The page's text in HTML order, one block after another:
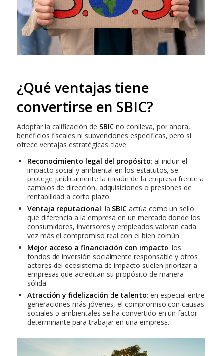
¿Qué ventajas tiene
convertirse en SBIC?
Adoptar la calificación de SBICno conlleva, por ahora,
beneficios fiscales ni subvenciones específicas, pero sí
ofrece ventajas estratégicas clave:
Reconocimiento legal del propósito: al incluir el
impacto social y ambiental en los estatutos, se
protege jurídicamente la misión de la empresa frente a
cambios de dirección, adquisiciones o presiones de
rentabilidad a corto plazo.
Ventaja reputacional: la SBICactúa como un sello
que diferencia a la empresa en un mercado donde los
consumidores, inversores y empleados valoran cada
vez más el compromiso real con el bien común.
Mejor acceso a financiación con impacto: los
fondos de inversión socialmente responsable y otros
actores del ecosistema de impacto suelen priorizar a
empresas que acreditan su propósito de manera
sólida.
Atracción y fidelización de talento: en especial entre
generaciones más jóvenes, el compromiso con causas
sociales o ambientales se ha convertido en un factor
determinante para trabajar en una empresa.